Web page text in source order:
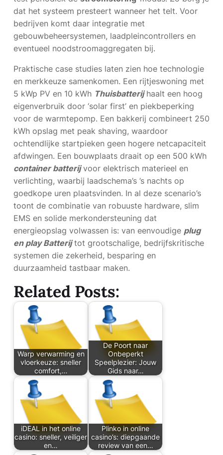
dat het systeem presteert wanneer het telt. Voor
bedrijven komt daar integratie met
gebouwbeheersystemen, laadpleincontrollers en
eventueel noodstroomaggregaten bij.
Praktische case studies laten zien hoe technologie
en merkkeuze samenkomen. Een rijtjeswoning met
5 kWp PV en 10 kWh Thuisbatterijhaalt een hoog
eigenverbruik door ‘solar first’ en piekbeperking
voor de warmtepomp. Een bakkerij combineert 250
kWh opslag met peak shaving, waardoor
ochtendlijke startpieken geen hogere netcapaciteit
afdwingen. Een bouwplaats draait op een 500 kWh
container batterijvoor elektrisch materieel en
verlichting, waarbij laadschema’s ’s nachts op
goedkope uren plaatsvinden. In al deze scenario’s
toont de combinatie van robuuste hardware, slim
EMS en solide merkondersteuning dat
energieopslag volwassen is: van eenvoudige plug
en play Batterijtot grootschalige, bedrijfskritische
systemen die zekerheid, besparing en
duurzaamheid tastbaar maken.
Related Posts:
Warp verwarming en
vloerkeuze: sneller
comfort,…
De Poort naar
Onbeperkt
Speelplezier: Jouw
Gids naar…
iDEAL in het online
casino: sneller, veiliger
en…
Plinko in online
casino’s: diepgaande
review van een…